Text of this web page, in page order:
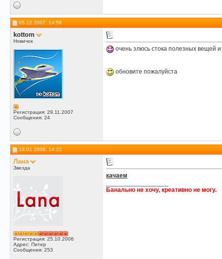
05.12.2007, 14:58
kottom
Новичок
Регистрация: 29.11.2007
Сообщения: 24
очень злюсь стока полезных вещей и
обновите пожалуйста
18.01.2008, 14:22
Лана
Звезда
Регистрация: 25.10.2006
Адрес: Питер
Сообщения: 253
качаем
Банально не хочу, креативно не могу.